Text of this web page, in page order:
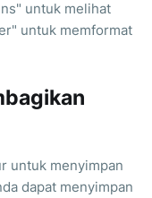
untuk melihat
untuk memformat
untuk menyimpan
dapat menyimpan